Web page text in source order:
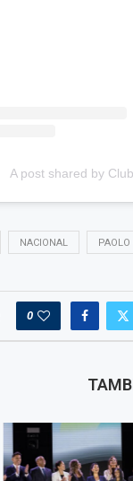
A post shared by
NACIONAL PAOLO
0